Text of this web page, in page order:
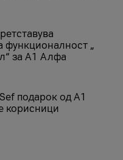
функционалност „
за А1 Алфа
подарок од А1
корисници